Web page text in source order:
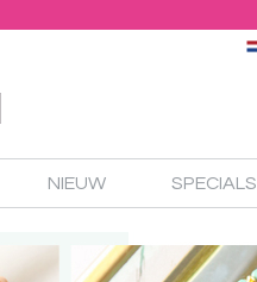
NIEUW SPECIALS